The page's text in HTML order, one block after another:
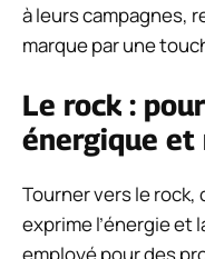
à leurs campagnes,
marque par une
Le rock :
énergique et
Tourner vers le rock,
exprime l’énergie et